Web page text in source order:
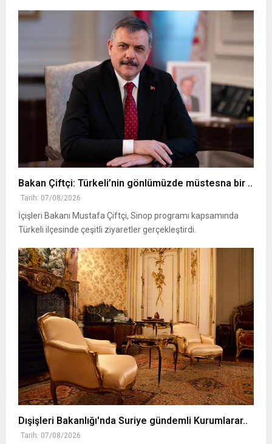
Bakan Çiftçi: Türkeli’nin gönlümüzde müstesna bir ..
Tarih: 07/08/2026
İçişleri Bakanı Mustafa Çiftçi, Sinop programı kapsamında
Türkeli ilçesinde çeşitli ziyaretler gerçekleştirdi.
Dışişleri Bakanlığı'nda Suriye gündemli Kurumlarar..
Tarih: 07/08/2026